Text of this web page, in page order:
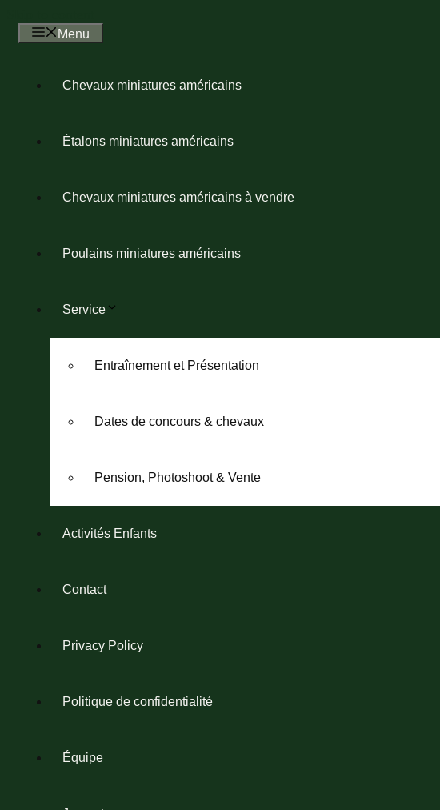
Menu
Chevaux miniatures américains
Étalons miniatures américains
Chevaux miniatures américains à vendre
Poulains miniatures américains
Service
Entraînement et Présentation
Dates de concours & chevaux
Pension, Photoshoot & Vente
Activités Enfants
Contact
Privacy Policy
Politique de confidentialité
Équipe